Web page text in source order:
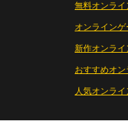
無料オンライ
オンライン
新作オンライ
おすすめオ
人気オンラ